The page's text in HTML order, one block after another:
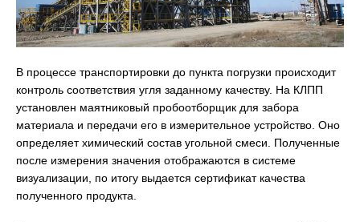
В процессе транспортировки до пункта погрузки происходит
контроль соответствия угля заданному качеству. На КЛПП
установлен маятниковый пробоотборщик для забора
материала и передачи его в измерительное устройство. Оно
определяет химический состав угольной смеси. Полученные
после измерения значения отображаются в системе
визуализации, по итогу выдается сертификат качества
полученного продукта.